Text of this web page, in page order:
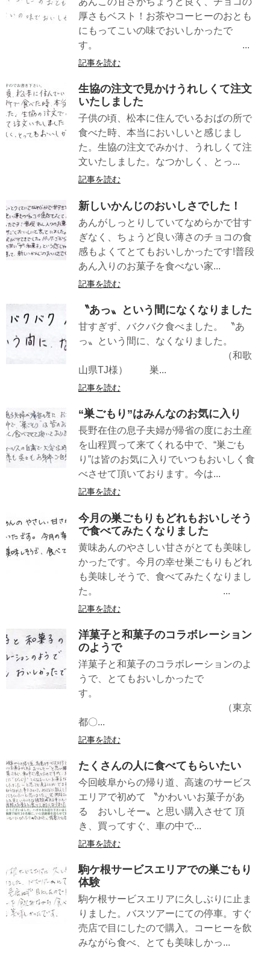
厚さもベスト！お茶やコーヒーのおとも
にもってこいの味でおいしかったで
す。 ...
記事を読む
生協の注文で見かけうれしくて注文
いたしました
子供の頃、松本に住んでいるおばの所で
食べた時、本当においしいと感じまし
た。生協の注文でみかけ、うれしくて注
文いたしました。なつかしく、とっ...
記事を読む
新しいかんじのおいしさでした！
あんがしっとりしていてなめらかで甘す
ぎなく、ちょうど良い薄さのチョコの食
感もよくてとてもおいしかったです!普段
あん入りのお菓子を食べない家...
記事を読む
〝あっ〟という間になくなりました
甘すぎず、バクバク食べました。 〝あ
っ〟という間に、なくなりました。
（和歌
山県TJ様） 巣...
記事を読む
“巣ごもり”はみんなのお気に入り
長野在住の息子夫婦が帰省の度にお土産
を山程買って来てくれる中で、“巣ごも
り”は皆のお気に入りでいつもおいしく食
べさせて頂いております。今は...
記事を読む
今月の巣ごもりもどれもおいしそう
で食べてみたくなりました
黄味あんのやさしい甘さがとても美味し
かったです。今月の幸せ巣ごもりもどれ
も美味しそうで、食べてみたくなりまし
た。 ...
記事を読む
洋菓子と和菓子のコラボレーション
のようで
洋菓子と和菓子のコラボレーションのよ
うで、とてもおいしかったで
す。
（東京
都〇...
記事を読む
たくさんの人に食べてもらいたい
今回岐阜からの帰り道、高速のサービス
エリアで初めて 〝かわいいお菓子があ
る おいしそー〟と思い購入させて 頂
き、買ってすぐ、車の中で...
記事を読む
駒ケ根サービスエリアでの巣ごもり
体験
駒ケ根サービスエリアに久しぶりに止ま
りました。バスツアーにての停車。すぐ
売店で目にしたので購入。コーヒーを飲
みながら食べ、とても美味しかっ...